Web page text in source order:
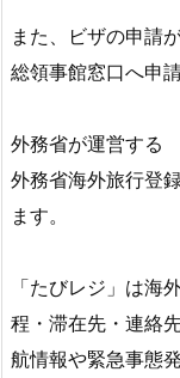
また、ビザの申請
総領事館窓口へ申
外務省が運営する
外務省海外旅行登
ます。
「たびレジ」 は海
程・滞在先・連絡
航情報や緊急事態